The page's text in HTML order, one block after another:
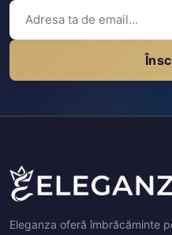
Eleganza oferă îmbrăcăminte